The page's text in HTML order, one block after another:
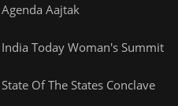
Agenda Aajtak
India Today Woman's Summit
State Of The States Conclave